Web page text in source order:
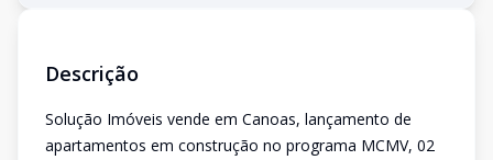
Descrição
Solução Imóveis vende em Canoas, lançamento de
apartamentos em construção no programa MCMV, 02